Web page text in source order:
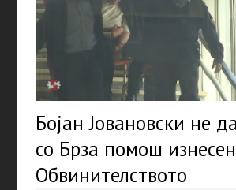
Бојан Јовановски не
со Брза помош
Обвинителството